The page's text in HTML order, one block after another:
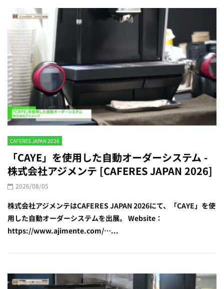
CAFERES JAPAN 2026
「CAYE」を使用した自動オーダーシステム -
株式会社アジメンテ [CAFERES JAPAN 2026]
2026/08/05
株式会社アジメンテはCAFERES JAPAN 2026にて、「CAYE」を使
用した自動オーダーシステムを出展。 Website：
https://www.ajimente.com/…...